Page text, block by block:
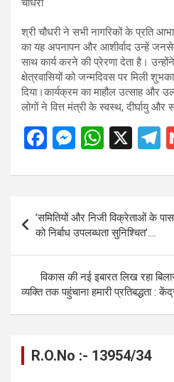
श्री चौधरी ने सभी नागरिकों के प्रति
का यह अपनापन और आशीर्वाद उन्हें
साथ कार्य करने की प्रेरणा देता है।
क्षेत्रवासियों को जन्मदिवस पर मिली
दिया।कार्यक्रम का माहौल उत्साह और
लोगों ने वित्त मंत्री के स्वस्थ, दीर्घायु
F
ce
b
o
o
k
M
se
n
g
er
W
at
s
A
p
p
X
T
e
a
navigation
’समितियों और निजी विक्रेताओं के पास
को निर्बाध उपलब्धता सुनिश्चित’….
विकास की नई इबारत लिख रहा
व्यक्ति तक पहुंचाना हमारी प्रतिबद्धता :
R.O.No :- 13954/34